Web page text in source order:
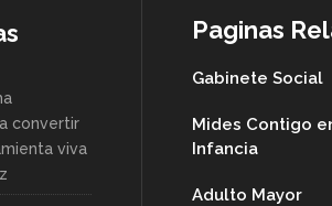
convertir
viva
Paginas
Gabinete Social
Mides Contigo
Infancia
Adulto Mayor